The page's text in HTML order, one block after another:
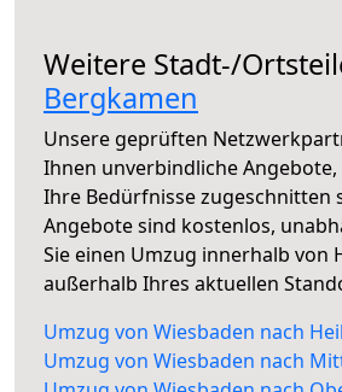
Weitere Stadt-/
Bergkamen
Unsere geprüften
Ihnen unverbindliche
Ihre Bedürfnisse zugeschnitten
Angebote sind kostenlos,
Sie einen Umzug innerhalb von
außerhalb Ihres aktuellen
Umzug von Wiesbaden nach Heil
Umzug von Wiesbaden nach